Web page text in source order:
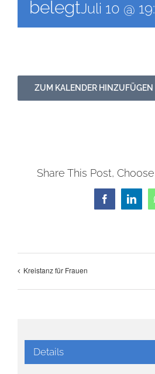
belegtJuli 10 @
ZUM KALENDER HINZUFÜGEN
Share This Post,
Facebook
Kreistanz für Frauen
Details